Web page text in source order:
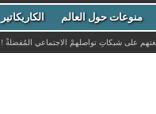
منوعات حول العالم الكاريكاتير
على شبكاتِ تواصلهمْ الاجتماعي المُفضلةْ !